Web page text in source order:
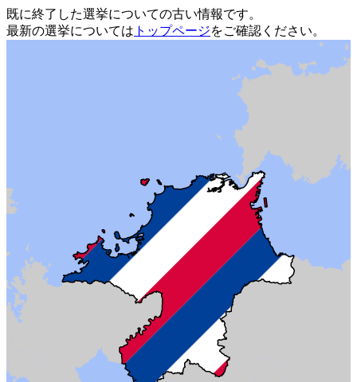
既に終了した選挙についての古い情報です。
最新の選挙については トップページをご確認ください。